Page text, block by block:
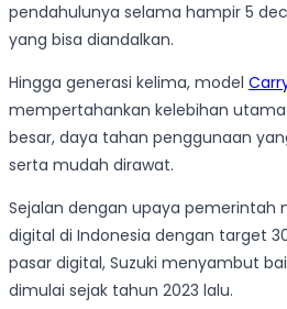
pendahulunya selama hampir 5
yang bisa diandalkan.
Hingga generasi kelima, model
mempertahankan kelebihan
besar, daya tahan penggunaan
serta mudah dirawat.
Sejalan dengan upaya pemerintah
digital di Indonesia dengan target
pasar digital, Suzuki menyambut
dimulai sejak tahun 2023 lalu.